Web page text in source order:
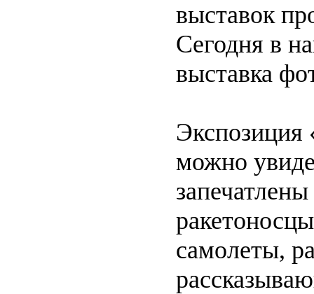
выставок
Сегодня в
выставка
Экспозиция
можно
самолеты,